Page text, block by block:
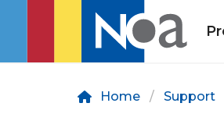
Home Support